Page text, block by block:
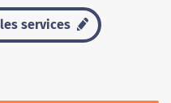
services